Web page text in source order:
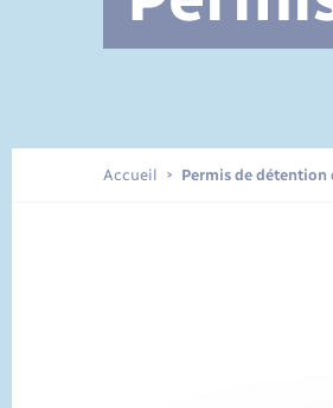
Documents
Accueil Permis de détention